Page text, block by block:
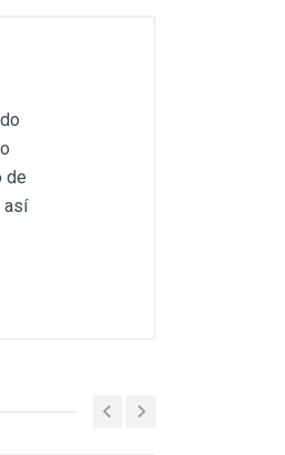
de
así